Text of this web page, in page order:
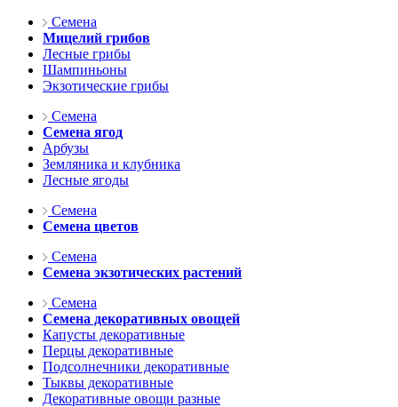
Семена
Мицелий грибов
Лесные грибы
Шампиньоны
Экзотические грибы
Семена
Семена ягод
Арбузы
Земляника и клубника
Лесные ягоды
Семена
Семена цветов
Семена
Семена экзотических растений
Семена
Семена декоративных овощей
Капусты декоративные
Перцы декоративные
Подсолнечники декоративные
Тыквы декоративные
Декоративные овощи разные